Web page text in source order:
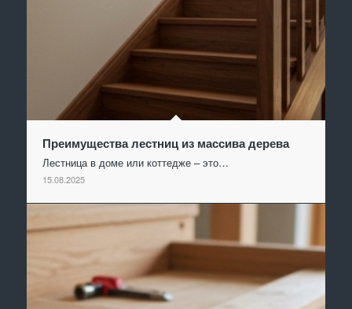
Преимущества лестниц из массива дерева
Лестница в доме или коттедже – это…
15.08.2025